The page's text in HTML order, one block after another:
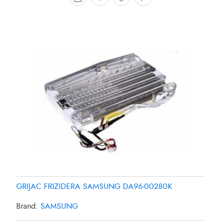
GRIJAC FRIZIDERA SAMSUNG DA96-00280K
Brand: SAMSUNG